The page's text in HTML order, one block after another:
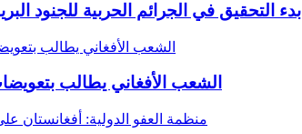
بدء التحقيق في الجرائم الحربیة للجنود
الشعب الأفغاني يطالب